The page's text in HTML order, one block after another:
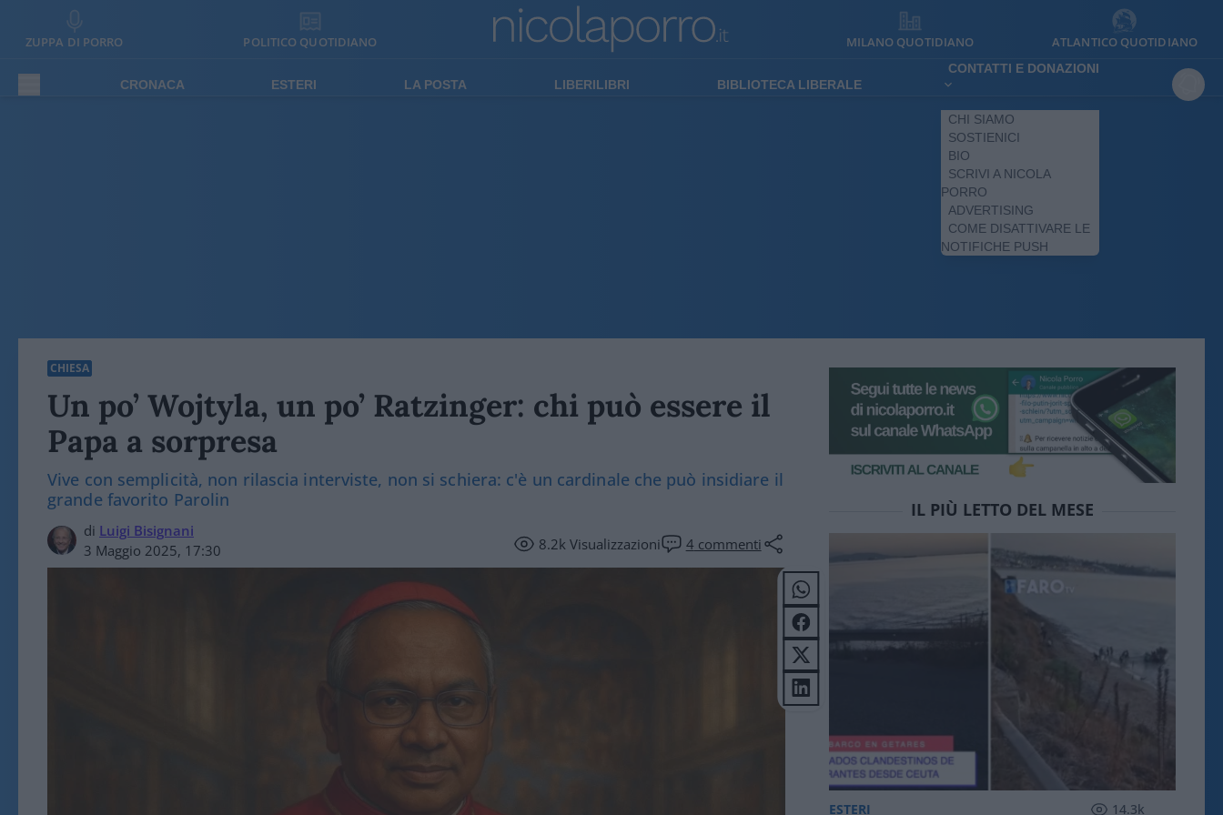
ZUPPA DI PORRO POLITICO QUOTIDIANO MILANO QUOTIDIANO ATLANTICO QUOTIDIANO
CRONACA ESTERI LA POSTA LIBERILIBRI BIBLIOTECA LIBERALE
CONTATTI E DONAZIONI
CHI SIAMO
SOSTIENICI
BIO
SCRIVI A NICOLA
PORRO
ADVERTISING
COME DISATTIVARE LE
NOTIFICHE PUSH
CHIESA
Un po’ Wojtyla, un po’ Ratzinger: chi può essere il
Papa a sorpresa
Vive con semplicità, non rilascia interviste, non si schiera: c'è un cardinale che può insidiare il
grande favorito Parolin
di Luigi Bisignani
3 Maggio 2025, 17:30
8.2kVisualizzazioni 4 commenti
IL PIÙ LETTO DEL MESE
ESTERI 14.3k